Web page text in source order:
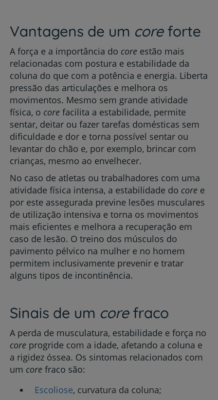
Vantagens de um coreforte
A força e a importância do core estão mais
relacionadas com postura e estabilidade da
coluna do que com a potência e energia. Liberta
pressão das articulações e melhora os
movimentos. Mesmo sem grande atividade
física, o core facilita a estabilidade, permite
sentar, deitar ou fazer tarefas domésticas sem
dificuldade e dor e torna possível sentar ou
levantar do chão e, por exemplo, brincar com
crianças, mesmo ao envelhecer.
No caso de atletas ou trabalhadores com uma
atividade física intensa, a estabilidade do core e
por este assegurada previne lesões musculares
de utilização intensiva e torna os movimentos
mais eficientes e melhora a recuperação em
caso de lesão. O treino dos músculos do
pavimento pélvico na mulher e no homem
permitem inclusivamente prevenir e tratar
alguns tipos de incontinência.
Sinais de um corefraco
A perda de musculatura, estabilidade e força no
core progride com a idade, afetando a coluna e
a rigidez óssea. Os sintomas relacionados com
um core fraco são:
Escoliose, curvatura da coluna;